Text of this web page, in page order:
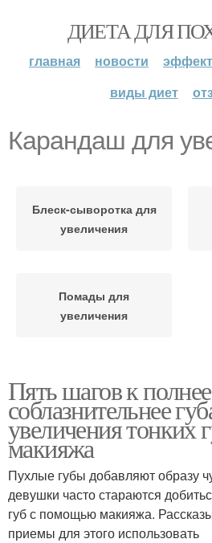
ДИЕТА ДЛЯ
главная новости
виды диет
Карандаш для
Блеск-сыворотка для
увеличения
Помады для
увеличения
Пять шагов к
соблазнительнее
увеличения
макияжа
Пухлые губы добавляют образу
девушки часто стараются
губ с помощью макияжа.
приемы для этого использовать